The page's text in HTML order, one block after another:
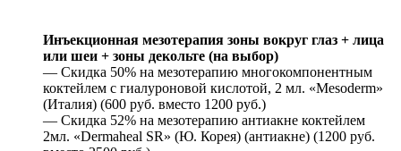
Инъекционная мезотерапия зоны вокруг глаз + лица
или шеи + зоны декольте (на выбор)
— Скидка 50% на мезотерапию многокомпонентным
коктейлем с гиалуроновой кислотой, 2 мл. «Mesoderm»
(Италия) (600 руб. вместо 1200 руб.)
— Скидка 52% на мезотерапию антиакне коктейлем
2мл. «Dermaheal SR» (Ю. Корея) (антиакне) (1200 руб.